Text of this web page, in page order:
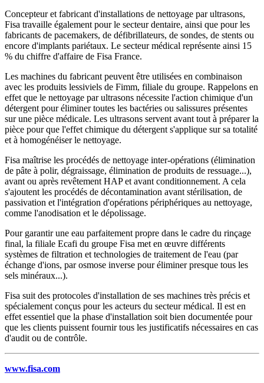
Concepteur et fabricant d'installations de nettoyage par ultrasons,
Fisa travaille également pour le secteur dentaire, ainsi que pour les
fabricants de pacemakers, de défibrillateurs, de sondes, de stents ou
encore d'implants pariétaux. Le secteur médical représente ainsi 15
% du chiffre d'affaire de Fisa France.
Les machines du fabricant peuvent être utilisées en combinaison
avec les produits lessiviels de Fimm, filiale du groupe. Rappelons en
effet que le nettoyage par ultrasons nécessite l'action chimique d'un
détergent pour éliminer toutes les bactéries ou salissures présentes
sur une pièce médicale. Les ultrasons servent avant tout à préparer la
pièce pour que l'effet chimique du détergent s'applique sur sa totalité
et à homogénéiser le nettoyage.
Fisa maîtrise les procédés de nettoyage inter-opérations (élimination
de pâte à polir, dégraissage, élimination de produits de ressuage...),
avant ou après revêtement HAP et avant conditionnement. A cela
s'ajoutent les procédés de décontamination avant stérilisation, de
passivation et l'intégration d'opérations périphériques au nettoyage,
comme l'anodisation et le dépolissage.
Pour garantir une eau parfaitement propre dans le cadre du rinçage
final, la filiale Ecafi du groupe Fisa met en œuvre différents
systèmes de filtration et technologies de traitement de l'eau (par
échange d'ions, par osmose inverse pour éliminer presque tous les
sels minéraux...).
Fisa suit des protocoles d'installation de ses machines très précis et
spécialement conçus pour les acteurs du secteur médical. Il est en
effet essentiel que la phase d'installation soit bien documentée pour
que les clients puissent fournir tous les justificatifs nécessaires en cas
d'audit ou de contrôle.
www.fisa.com